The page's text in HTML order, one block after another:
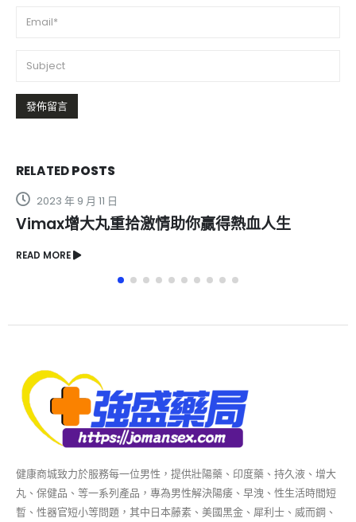
RELATEDPOSTS
日
拾激情助你贏得熱血人生 美國
健康商城致力於服務每一位男性，提供壯陽藥、印度藥、持久液、增大
丸、保健品、等一系列產品，專為男性解決陽痿、早洩、性生活時間短
暫、性器官短小等問題，其中日本藤素、美國黑金、犀利士、威而鋼、